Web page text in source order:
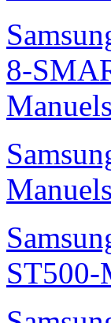
8-
Manuels
Manuels
ST500-